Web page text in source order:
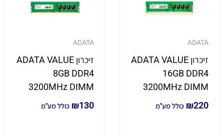
ADATA
זיכרון ADATA VALUE
16GB DDR4
3200MHz DIMM
₪220 כולל מע"מ
ADATA
זיכרון ADATA VALUE
8GB DDR4
3200MHz DIMM
₪130 כולל מע"מ